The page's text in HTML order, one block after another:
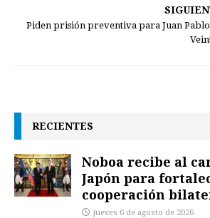
Piden prisión preventiva para Juan
RECIENTES
Noboa recibe al
Japón para
cooperación
jueves 6 de agosto de 2026